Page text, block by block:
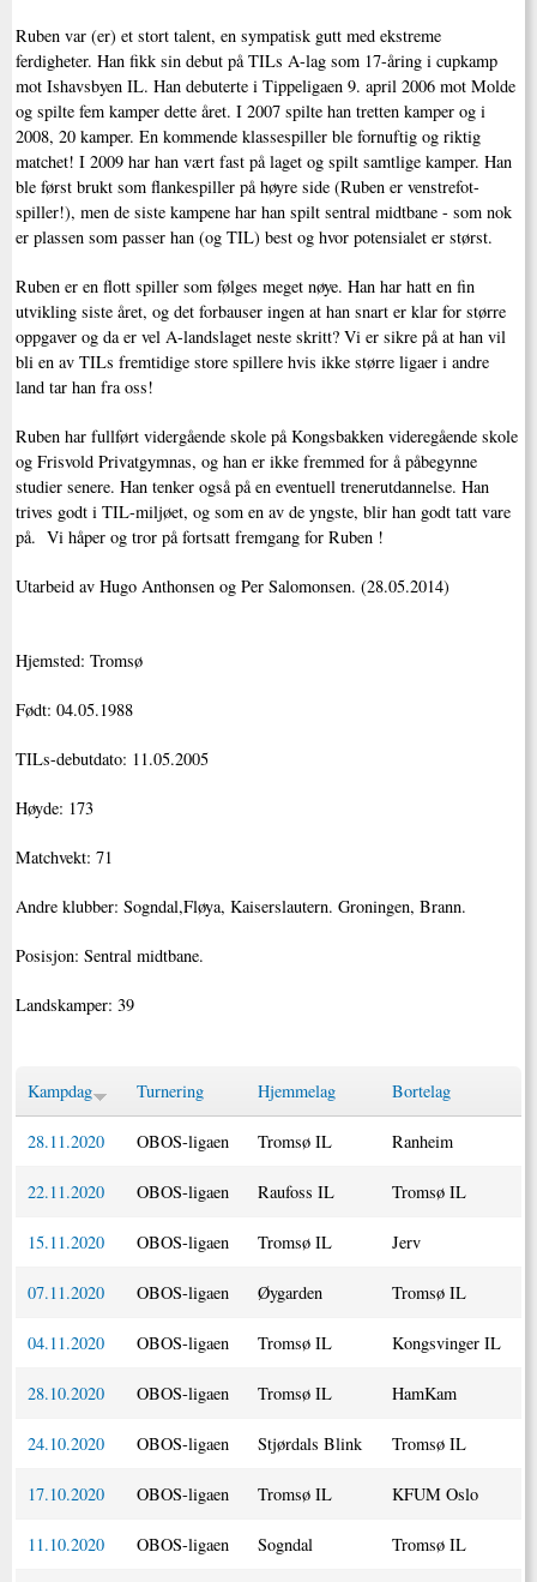
Ruben var (er) et stort talent, en sympatisk gutt med ekstreme
ferdigheter. Han fikk sin debut på TILs A-lag som 17-åring i cupkamp
mot Ishavsbyen IL. Han debuterte i Tippeligaen 9. april 2006 mot Molde
og spilte fem kamper dette året. I 2007 spilte han tretten kamper og i
2008, 20 kamper. En kommende klassespiller ble fornuftig og riktig
matchet! I 2009 har han vært fast på laget og spilt samtlige kamper. Han
ble først brukt som flankespiller på høyre side (Ruben er venstrefot-
spiller!), men de siste kampene har han spilt sentral midtbane - som nok
er plassen som passer han (og TIL) best og hvor potensialet er størst.
Ruben er en flott spiller som følges meget nøye. Han har hatt en fin
utvikling siste året, og det forbauser ingen at han snart er klar for større
oppgaver og da er vel A-landslaget neste skritt? Vi er sikre på at han vil
bli en av TILs fremtidige store spillere hvis ikke større ligaer i andre
land tar han fra oss!
Ruben har fullført vidergående skole på Kongsbakken videregående skole
og Frisvold Privatgymnas, og han er ikke fremmed for å påbegynne
studier senere. Han tenker også på en eventuell trenerutdannelse. Han
trives godt i TIL-miljøet, og som en av de yngste, blir han godt tatt vare
på. Vi håper og tror på fortsatt fremgang for Ruben !
Utarbeid av Hugo Anthonsen og Per Salomonsen. (28.05.2014)
Hjemsted: Tromsø
Født: 04.05.1988
TILs-debutdato: 11.05.2005
Høyde: 173
Matchvekt: 71
Andre klubber: Sogndal,Fløya, Kaiserslautern. Groningen, Brann.
Posisjon: Sentral midtbane.
Landskamper: 39
Kampdag Turnering Hjemmelag Bortelag
28.11.2020 OBOS-ligaen Tromsø IL Ranheim
22.11.2020 OBOS-ligaen Raufoss IL Tromsø IL
15.11.2020 OBOS-ligaen Tromsø IL Jerv
07.11.2020 OBOS-ligaen Øygarden Tromsø IL
04.11.2020 OBOS-ligaen Tromsø IL Kongsvinger IL
28.10.2020 OBOS-ligaen Tromsø IL HamKam
24.10.2020 OBOS-ligaen Stjørdals Blink Tromsø IL
17.10.2020 OBOS-ligaen Tromsø IL KFUM Oslo
11.10.2020 OBOS-ligaen Sogndal Tromsø IL